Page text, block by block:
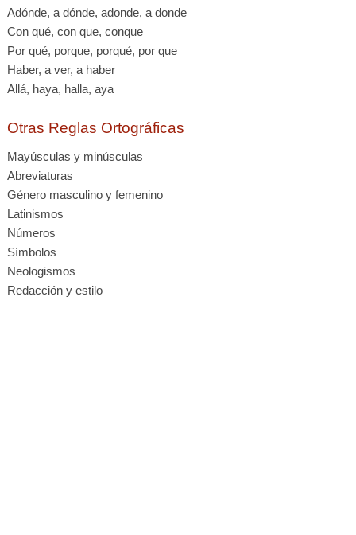
Adónde, a dónde, adonde, a donde
Con qué, con que, conque
Por qué, porque, porqué, por que
Haber, a ver, a haber
Allá, haya, halla, aya
Otras Reglas Ortográficas
Mayúsculas y minúsculas
Abreviaturas
Género masculino y femenino
Latinismos
Números
Símbolos
Neologismos
Redacción y estilo